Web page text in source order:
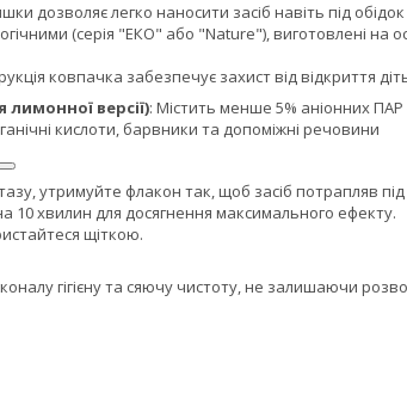
дозволяє легко наносити засіб навіть під обідок
(серія "ЕКО" або "Nature"), виготовлені
ковпачка забезпечує захист від відкриття
версії): Містить менше 5% аніонних
кислоти, барвники та допоміжні речовини
утримуйте флакон так, щоб засіб потрапляв під
10 хвилин для досягнення максимального ефекту.
щіткою.
гігієну та сяючу чистоту, не залишаючи